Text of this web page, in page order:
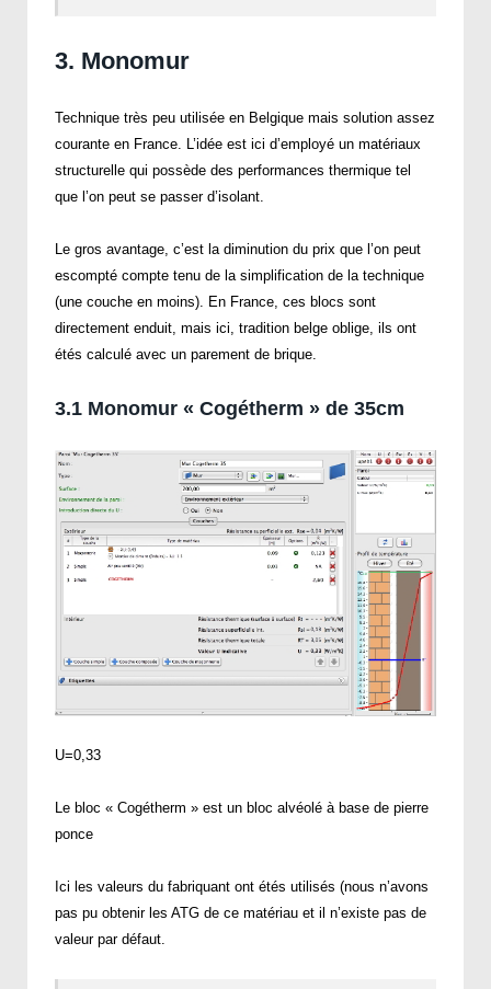
3. Monomur
Technique très peu utilisée en Belgique mais solution assez
courante en France. L’idée est ici d’employé un matériaux
structurelle qui possède des performances thermique tel
que l’on peut se passer d’isolant.
Le gros avantage, c’est la diminution du prix que l’on peut
escompté compte tenu de la simplification de la technique
(une couche en moins). En France, ces blocs sont
directement enduit, mais ici, tradition belge oblige, ils ont
étés calculé avec un parement de brique.
3.1 Monomur « Cogétherm » de 35cm
U=0,33
Le bloc « Cogétherm » est un bloc alvéolé à base de pierre
ponce
Ici les valeurs du fabriquant ont étés utilisés (nous n’avons
pas pu obtenir les ATG de ce matériau et il n’existe pas de
valeur par défaut.